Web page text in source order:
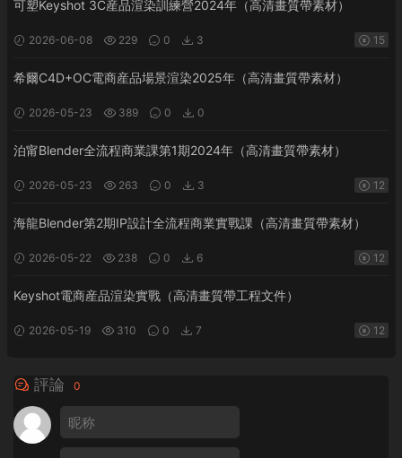
可塑Keyshot 3C産品渲染訓練營2024年（高清畫質帶素材）
2026-06-08 229 0 3 15
希爾C4D+OC電商産品場景渲染2025年（高清畫質帶素材）
2026-05-23 389 0 0
泊甯Blender全流程商業課第1期2024年（高清畫質帶素材）
2026-05-23 263 0 3 12
海龍Blender第2期IP設計全流程商業實戰課（高清畫質帶素材）
2026-05-22 238 0 6 12
Keyshot電商産品渲染實戰（高清畫質帶工程文件）
2026-05-19 310 0 7 12
評論 0